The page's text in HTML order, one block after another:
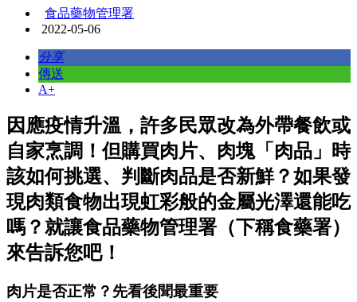
食品藥物管理署
2022-05-06
分享
傳送
A+
因應疫情升溫，許多民眾改為外帶餐飲或
自家烹調！但購買肉片、肉塊「肉品」時
該如何挑選、判斷肉品是否新鮮？如果發
現肉類食物出現虹彩般的金屬光澤還能吃
嗎？就讓食品藥物管理署（下稱食藥署）
來告訴您吧！
肉片是否正常？先看後聞最重要